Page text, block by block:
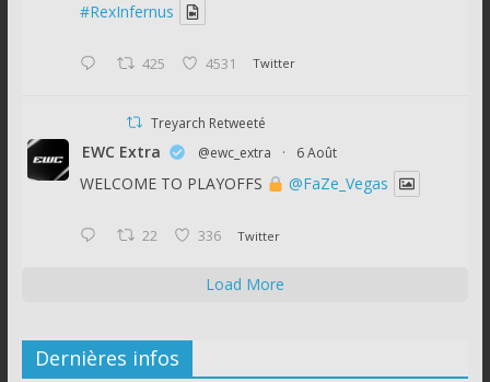
#RexInfernus
425 4531 Twitter
Treyarch Retweeté
EWC Extra @ewc_extra · 6 Août
WELCOME TO PLAYOFFS @FaZe_Vegas
22 336 Twitter
Load More
Dernières infos